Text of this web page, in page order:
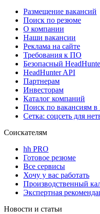
Размещение вакансий
Поиск по резюме
О компании
Наши вакансии
Реклама на сайте
Требования к ПО
Безопасный
HeadHunter API
Партнерам
Инвесторам
Каталог компаний
Поиск по вакансиям
Сетка: соцсеть для
Соискателям
hh PRO
Готовое резюме
Все сервисы
Хочу у вас работать
Производственный
Экспертная
Новости и статьи